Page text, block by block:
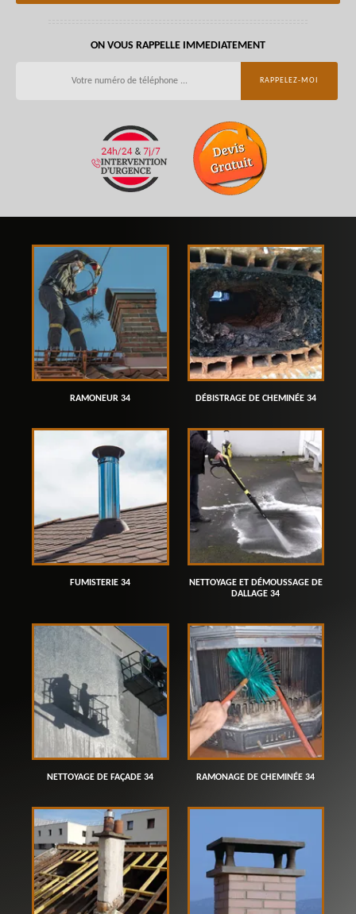
ON VOUS RAPPELLE IMMEDIATEMENT
RAMONEUR 34 DÉBISTRAGE DE CHEMINÉE 34
FUMISTERIE 34
NETTOYAGE ET DÉMOUSSAGE DE
DALLAGE 34
NETTOYAGE DE FAÇADE 34 RAMONAGE DE CHEMINÉE 34